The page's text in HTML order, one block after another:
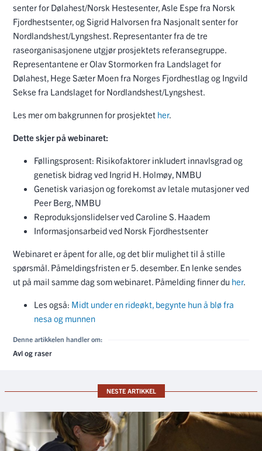
senter for Dølahest/Norsk Hestesenter, Asle Espe fra Norsk
Fjordhestsenter, og Sigrid Halvorsen fra Nasjonalt senter for
Nordlandshest/Lyngshest. Representanter fra de tre
raseorganisasjonene utgjør prosjektets referansegruppe.
Representantene er Olav Stormorken fra Landslaget for
Dølahest, Hege Sæter Moen fra Norges Fjordhestlag og Ingvild
Sekse fra Landslaget for Nordlandshest/Lyngshest.
Les mer om bakgrunnen for prosjektet her.
Dette skjer på webinaret:
Føllingsprosent: Risikofaktorer inkludert innavlsgrad og
genetisk bidrag ved Ingrid H. Holmøy, NMBU
Genetisk variasjon og forekomst av letale mutasjoner ved
Peer Berg, NMBU
Reproduksjonslidelser ved Caroline S. Haadem
Informasjonsarbeid ved Norsk Fjordhestsenter
Webinaret er åpent for alle, og det blir mulighet til å stille
spørsmål. Påmeldingsfristen er 5. desember. En lenke sendes
ut på mail samme dag som webinaret. Påmelding finner du her.
Les også: Midt under en rideøkt, begynte hun å blø fra
nesa og munnen
Denne artikkelen handler om:
Avl og raser
NESTE ARTIKKEL